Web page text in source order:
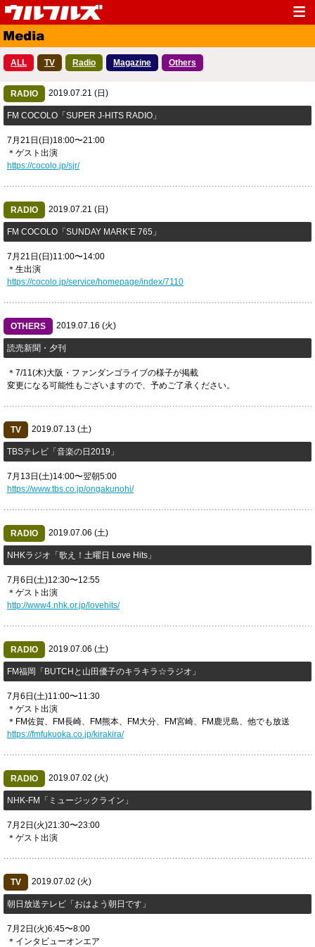
Top
Media Live
Profile
Fanclub
Contact
ALL TV Radio Magazine Others
RADIO 2019.07.21 (日)
​FM COCOLO「SUPER J-HITS RADIO」
7月21日(日)18:00〜21:00
＊ゲスト出演
https://cocolo.jp/sjr/
RADIO 2019.07.21 (日)
FM COCOLO「​SUNDAY MARK’E 765」
7月21日(日)11:00〜14:00
＊生出演
https://cocolo.jp/service/homepage/index/7110
OTHERS 2019.07.16 (火)
読売新聞・夕刊
＊7/11(木)大阪・ファンダンゴライブの様子が掲載
変更になる可能性もございますので、予めご了承ください。
TV 2019.07.13 (土)
TBSテレビ「音楽の日2019」
7月13日(土)14:00〜翌朝5:00
https://www.tbs.co.jp/ongakunohi/
RADIO 2019.07.06 (土)
​NHKラジオ「歌え！土曜日 Love Hits」
‪7月6日‬(土)12:30〜12:55
＊ゲスト出演
http://www4.nhk.or.jp/lovehits/
RADIO 2019.07.06 (土)
​FM福岡「BUTCHと山田優子のキラキラ☆ラジオ」
7月6日(土)11:00〜11:30
＊ゲスト出演
＊FM佐賀、FM長崎、FM熊本、FM大分、FM宮崎、FM鹿児島、他でも放送
https://fmfukuoka.co.jp/kirakira/
RADIO 2019.07.02 (火)
​NHK-FM「ミュージックライン」
7月2日(火)21:30〜23:00
＊ゲスト出演
TV 2019.07.02 (火)
朝日放送テレビ「おはよう朝日です」
7月2日(火)6:45〜8:00
＊インタビューオンエア